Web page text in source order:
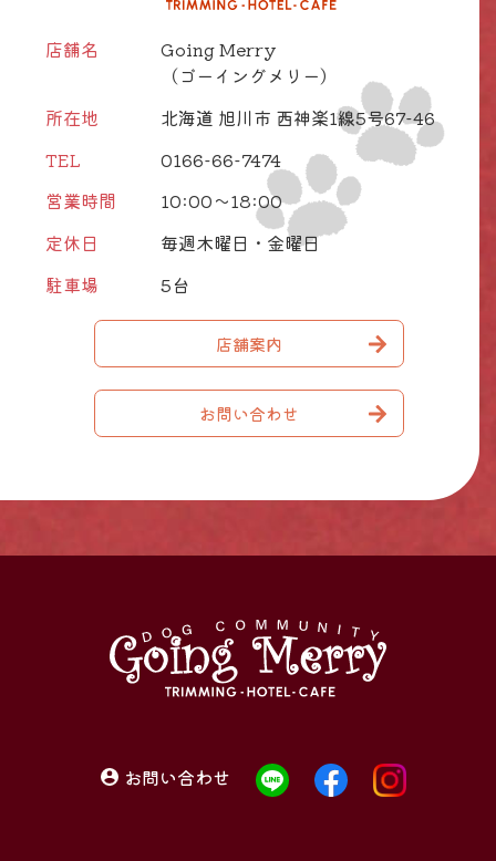
店舗名
Going Merry
（ゴーイングメリー）
所在地
北海道 旭川市 西神楽1線5号67-46
TEL
0166-66-7474
営業時間
10:00～18:00
定休日
毎週木曜日・金曜日
駐車場
5台
店舗案内
お問い合わせ
お問い合わせ